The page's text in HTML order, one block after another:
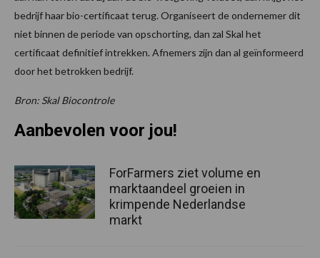
bedrijf haar bio-certificaat terug. Organiseert de ondernemer dit
niet binnen de periode van opschorting, dan zal Skal het
certificaat definitief intrekken. Afnemers zijn dan al geïnformeerd
door het betrokken bedrijf.
Bron: Skal Biocontrole
Aanbevolen voor jou!
ForFarmers ziet volume en
marktaandeel groeien in
krimpende Nederlandse
markt